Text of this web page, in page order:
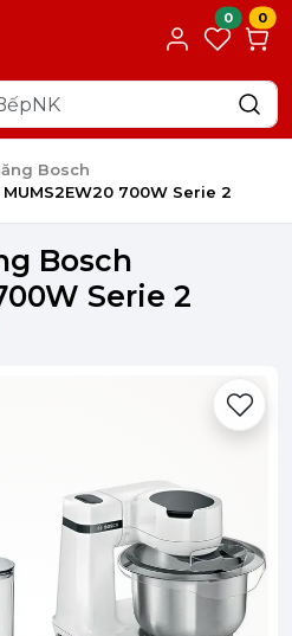
0 0
Bosch
700W Serie 2
Bosch
Serie 2